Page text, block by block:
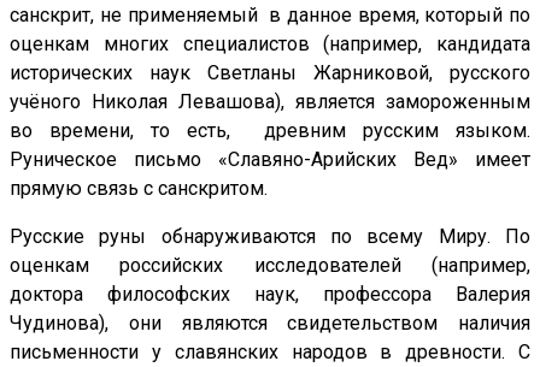
санскрит, не применяемый в данное время, который по
оценкам многих специалистов (например, кандидата
исторических наук Светланы Жарниковой, русского
учёного Николая Левашова), является замороженным
во времени, то есть, древним русским языком.
Руническое письмо «Славяно-Арийских Вед» имеет
прямую связь с санскритом.
Русские руны обнаруживаются по всему Миру. По
оценкам российских исследователей (например,
доктора философских наук, профессора Валерия
Чудинова), они являются свидетельством наличия
письменности у славянских народов в древности. С